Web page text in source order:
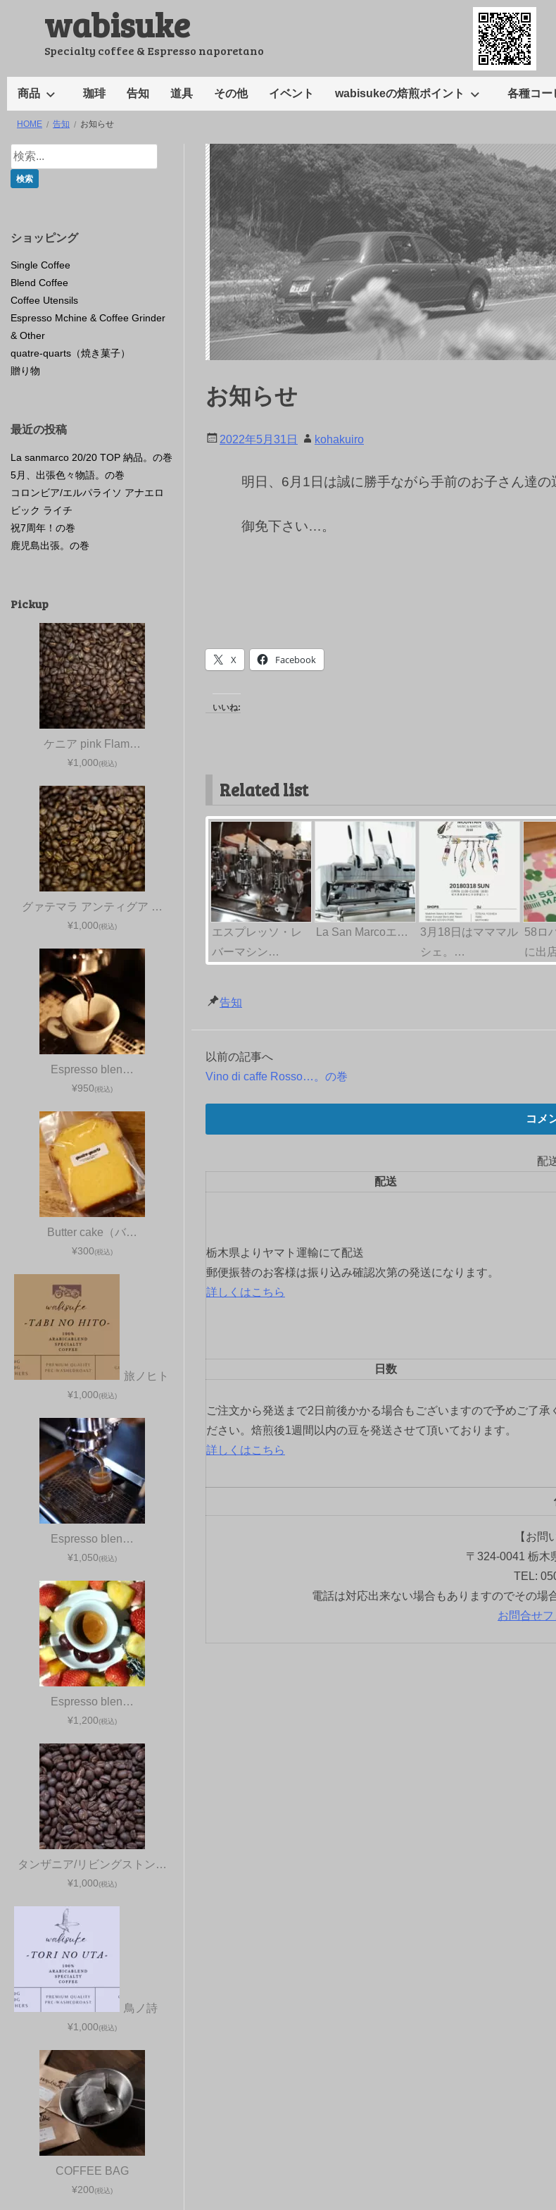
wabisuke
Specialty coffee & Espresso naporetano
商品 珈琲 告知 道具 その他 イベント wabisukeの焙煎ポイント 各種コー
HOME 告知 お知らせ
お知らせ
2022年5月31日 kohakuiro
明日、6月1日は誠に勝手ながら手前のお子さん達の
御免下さい…。
X Facebook
いいね:
Related list
エスプレッソ・レ
バーマシン…
La San Marcoエ…
3月18日はマママル
シェ。…
58ロ
に出
告知
投
シ
ョ
ン
以前の記事へ
Vino di caffe Rosso…。の巻
コメ
配
配送
栃木県よりヤマト運輸にて配送
郵便振替のお客様は振り込み確認次第の発送になります。
詳しくはこちら
日数
ご注文から発送まで2日前後かかる場合もございますので予めご了承
ださい。焙煎後1週間以内の豆を発送させて頂いております。
詳しくはこちら
【お問
〒324-0041 栃木
TEL:
電話は対応出来ない場合もありますのでその場
お問合せ
ショッピング
Single Coffee
Blend Coffee
Coffee Utensils
Espresso Mchine & Coffee Grinder
& Other
quatre-quarts（焼き菓子）
贈り物
最近の投稿
La sanmarco 20/20 TOP 納品。の巻
5月、出張色々物語。の巻
コロンビア/エルパライソ アナエロ
ビック ライチ
祝7周年！の巻
鹿児島出張。の巻
Pickup
ケニア pink Flam…
¥1,000(税込)
グァテマラ アンティグア …
¥1,000(税込)
Espresso blen…
¥950(税込)
Butter cake（バ…
¥300(税込)
旅ノヒト
¥1,000(税込)
Espresso blen…
¥1,050(税込)
Espresso blen…
¥1,200(税込)
タンザニア/リビングストン…
¥1,000(税込)
鳥ノ詩
¥1,000(税込)
COFFEE BAG
¥200(税込)